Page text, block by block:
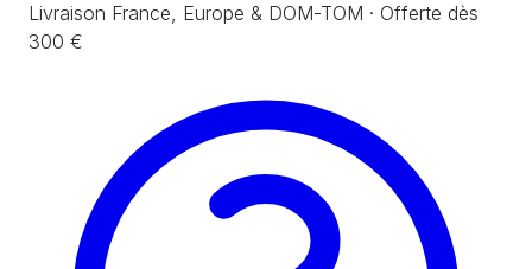
Livraison France, Europe & DOM-TOM · Offerte dès
300 €